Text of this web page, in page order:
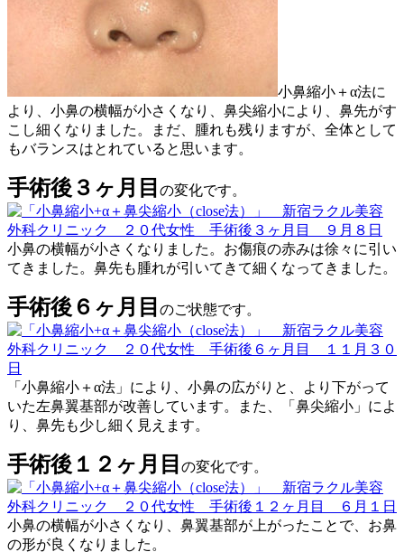
小鼻縮小＋α法に
より、小鼻の横幅が小さくなり、鼻尖縮小により、鼻先がす
こし細くなりました。まだ、腫れも残りますが、全体として
もバランスはとれていると思います。
手術後３ヶ月目 の変化です。
小鼻の横幅が小さくなりました。お傷痕の赤みは徐々に引い
てきました。鼻先も腫れが引いてきて細くなってきました。
手術後６ヶ月目 のご状態です。
「小鼻縮小＋α法」により、小鼻の広がりと、より下がって
いた左鼻翼基部が改善しています。また、「鼻尖縮小」によ
り、鼻先も少し細く見えます。
手術後１２ヶ月目 の変化です。
小鼻の横幅が小さくなり、鼻翼基部が上がったことで、お鼻
の形が良くなりました。